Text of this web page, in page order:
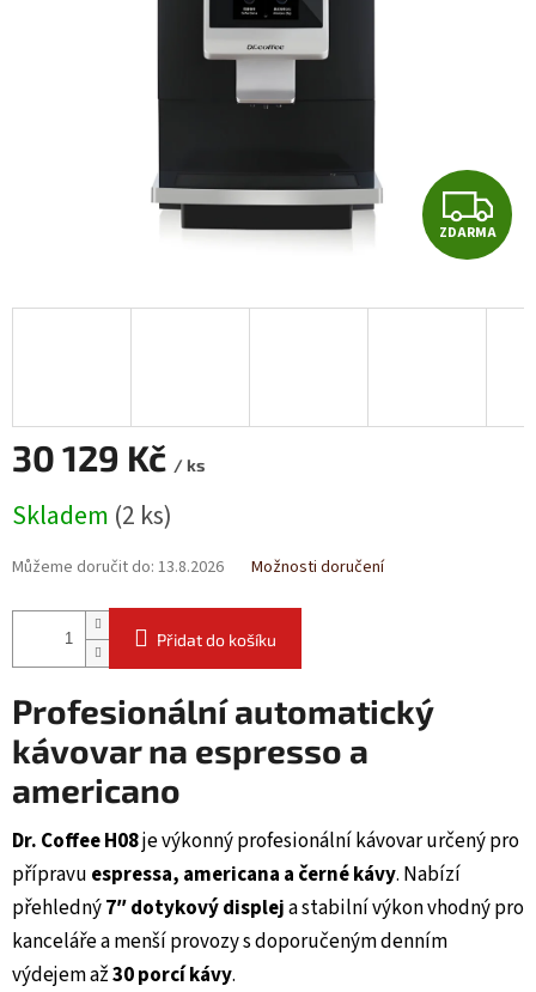
Z
D
A
ZDARMA
30 129 Kč / ks
cena:
Skladem (2 ks)
Můžeme doručit do: 13.8.2026 Možnosti doručení
Přidat do košíku
Profesionální automatický
kávovar na espresso a
americano
Dr. Coffee H08je výkonný profesionální kávovar určený pro
přípravu espressa, americana a černé kávy. Nabízí
přehledný7″ dotykový displeja stabilní výkon vhodný pro
kanceláře a menší provozy s doporučeným denním
výdejem až30 porcí kávy.